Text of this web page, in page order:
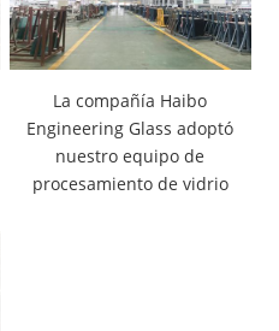
La compañía Haibo
Engineering Glass adoptó
nuestro equipo de
procesamiento de vidrio